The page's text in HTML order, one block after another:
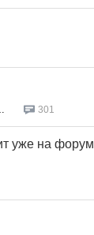
301
уже на форум